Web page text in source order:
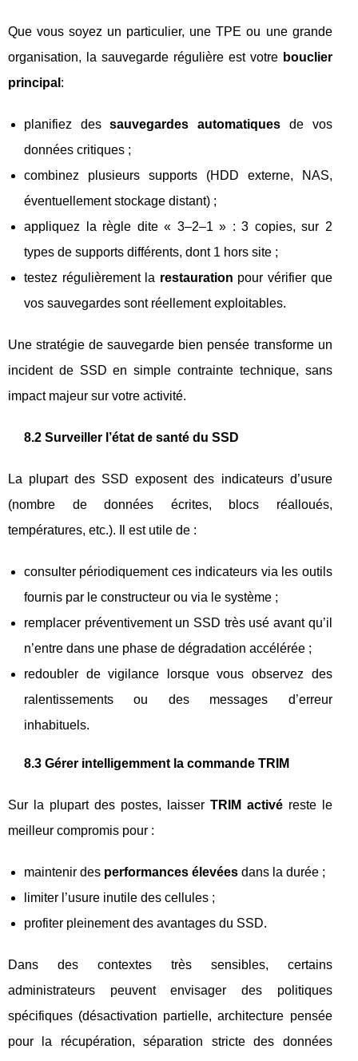
Que vous soyez un particulier, une TPE ou une grande
organisation, la sauvegarde régulière est votre bouclier
principal :
planifiez dessauvegardes automatiques de vos
données critiques ;
combinez plusieurs supports (HDD externe, NAS,
éventuellement stockage distant) ;
appliquez la règle dite « 3–2–1 » : 3 copies, sur 2
types de supports différents, dont 1 hors site ;
testez régulièrement la restauration pour vérifier que
vos sauvegardes sont réellement exploitables.
Une stratégie de sauvegarde bien pensée transforme un
incident de SSD en simple contrainte technique, sans
impact majeur sur votre activité.
8.2 Surveiller l’état de santé du SSD
La plupart des SSD exposent des indicateurs d’usure
(nombre de données écrites, blocs réalloués,
températures, etc.). Il est utile de :
consulter périodiquement ces indicateurs via les outils
fournis par le constructeur ou via le système ;
remplacer préventivement un SSD très usé avant qu’il
n’entre dans une phase de dégradation accélérée ;
redoubler de vigilance lorsque vous observez des
ralentissements ou des messages d’erreur
inhabituels.
8.3 Gérer intelligemment la commande TRIM
Sur la plupart des postes, laisser TRIM activéreste le
meilleur compromis pour :
maintenir des performances élevées dans la durée ;
limiter l’usure inutile des cellules ;
profiter pleinement des avantages du SSD.
Dans des contextes très sensibles, certains
administrateurs peuvent envisager des politiques
spécifiques (désactivation partielle, architecture pensée
pour la récupération, séparation stricte des données